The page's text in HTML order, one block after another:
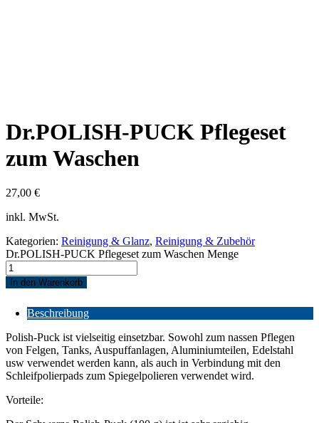
Dr.POLISH-PUCK Pflegeset
zum Waschen
27,00 €
inkl. MwSt.
Kategorien: Reinigung & Glanz, Reinigung & Zubehör
Dr.POLISH-PUCK Pflegeset zum Waschen Menge
In den Warenkorb
Beschreibung
Polish-Puck ist vielseitig einsetzbar. Sowohl zum nassen Pflegen
von Felgen, Tanks, Auspuffanlagen, Aluminiumteilen, Edelstahl
usw verwendet werden kann, als auch in Verbindung mit den
Schleifpolierpads zum Spiegelpolieren verwendet wird.
Vorteile: